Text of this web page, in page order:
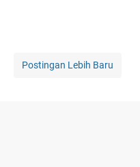
Postingan Lebih Baru